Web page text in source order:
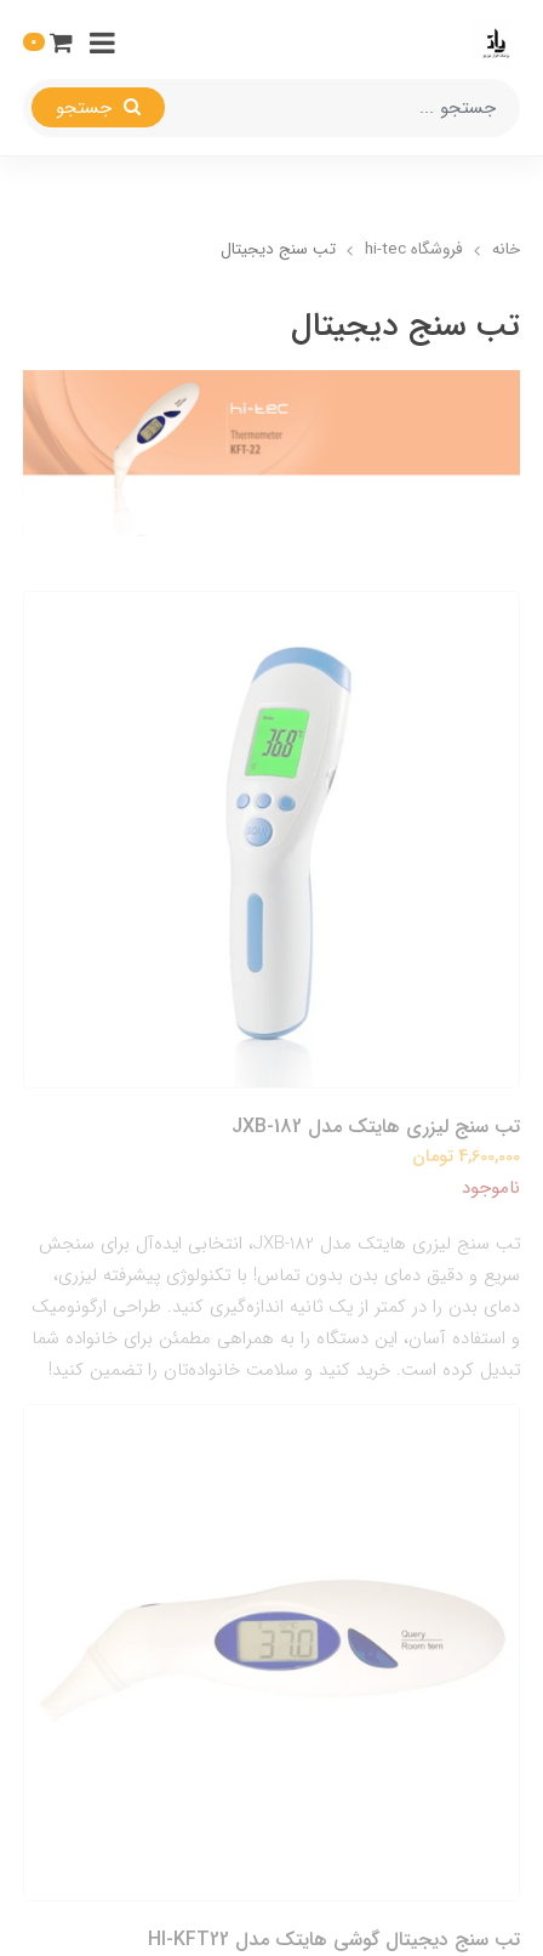
0
خانه فروشگاه hi-tec تب سنج دیجیتال
تب سنج دیجیتال
تب سنج لیزری هایتک مدل JXB-182
4,600,000 تومان
ناموجود
تب سنج لیزری هایتک مدل JXB-182، انتخابی ایده‌آل برای سنجش
سریع و دقیق دمای بدن بدون تماس! با تکنولوژی پیشرفته لیزری،
دمای بدن را در کمتر از یک ثانیه اندازه‌گیری کنید. طراحی ارگونومیک
و استفاده آسان، این دستگاه را به همراهی مطمئن برای خانواده شما
تبدیل کرده است. خرید کنید و سلامت خانواده‌تان را تضمین کنید!
تب سنج دیجیتال گوشی هایتک مدل HI-KFT22